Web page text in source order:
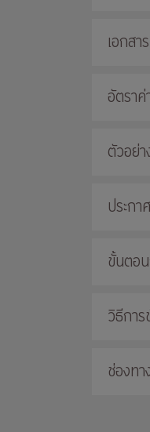
เอกส
อัตรา
ตัวอย่
ประก
ขั้นตอ
วิธีการ
ช่องท